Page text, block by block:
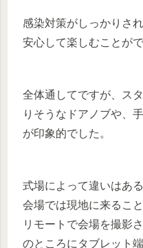
感染対策がしっかりさ
安心して楽しむことがで
全体通してですが、ス
りそうなドアノブや、
が印象的でした。
式場によって違いはあ
会場では現地に来るこ
リモートで会場を撮影
のところにタブレット